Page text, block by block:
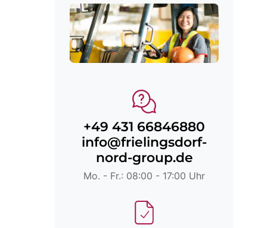
+49 431 66846880
info@frielingsdorf-
nord-group.de
Mo. - Fr.: 08:00 - 17:00 Uhr